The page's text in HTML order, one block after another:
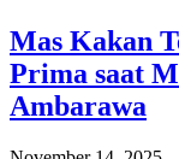
Mas Kakan
Prima saat
Ambarawa